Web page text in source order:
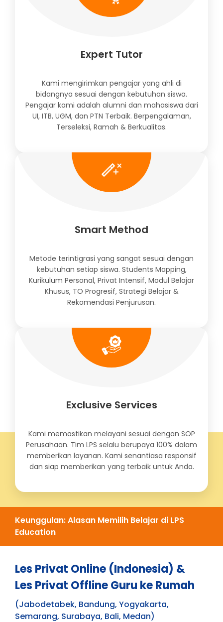
Expert Tutor
Kami mengirimkan pengajar yang ahli di
bidangnya sesuai dengan kebutuhan siswa.
Pengajar kami adalah alumni dan mahasiswa dari
UI, ITB, UGM, dan PTN Terbaik. Berpengalaman,
Terseleksi, Ramah & Berkualitas.
Smart Method
Metode terintigrasi yang sangat sesuai dengan
kebutuhan setiap siswa. Students Mapping,
Kurikulum Personal, Privat Intensif, Modul Belajar
Khusus, TO Progresif, Strategi Belajar &
Rekomendasi Penjurusan.
Exclusive Services
Kami memastikan melayani sesuai dengan SOP
Perusahaan. Tim LPS selalu berupaya 100% dalam
memberikan layanan. Kami senantiasa responsif
dan siap memberikan yang terbaik untuk Anda.
Keunggulan: Alasan Memilih Belajar di LPS
Education
Les Privat Online (Indonesia) &
Les Privat Offline Guru ke Rumah
(Jabodetabek, Bandung, Yogyakarta,
Semarang, Surabaya, Bali, Medan)